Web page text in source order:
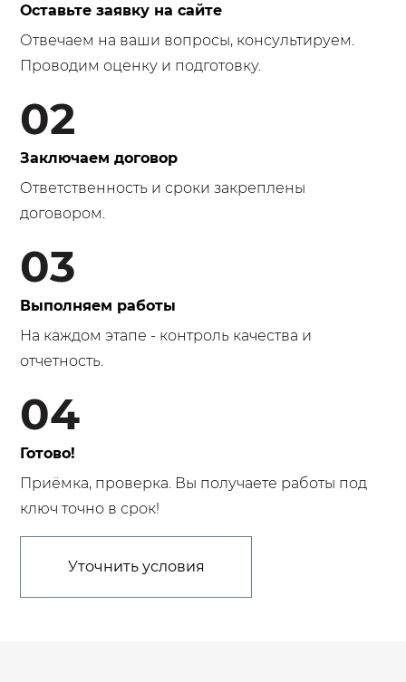
Оставьте заявку на сайте
Отвечаем на ваши вопросы, консультируем.
Проводим оценку и подготовку.
02
Заключаем договор
Ответственность и сроки закреплены
договором.
03
Выполняем работы
На каждом этапе - контроль качества и
отчетность.
04
Готово!
Приёмка, проверка. Вы получаете работы под
ключ точно в срок!
Уточнить условия